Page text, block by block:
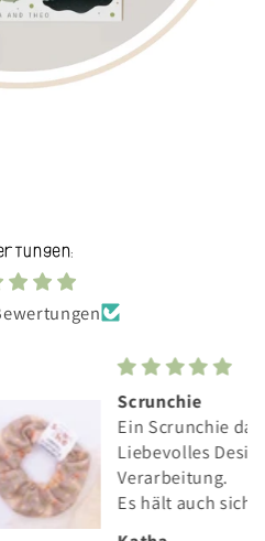
das nicht jeder hat.
Design und tolle
auch sicher meine langen